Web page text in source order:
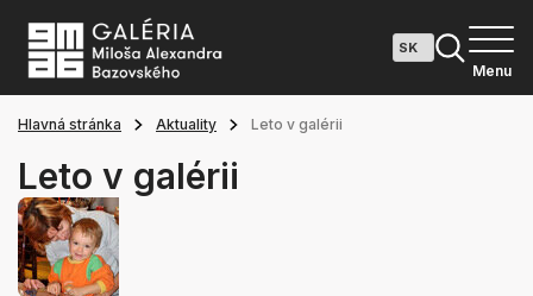
Menu
Hlavná stránka Aktuality Leto v galérii
Leto v galérii